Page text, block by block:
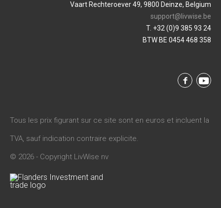
Vaart Rechteroever 49, 9800 Deinze, Belgium
support@livwise.be
T. +32 (0)9 385 93 24
BTW BE 0454 468 358
Tous les prix figurant sur ce site sont en euros et incluent la
TVA, sauf indication contraire explicite.
© 2026 - Copyright LivWise nv